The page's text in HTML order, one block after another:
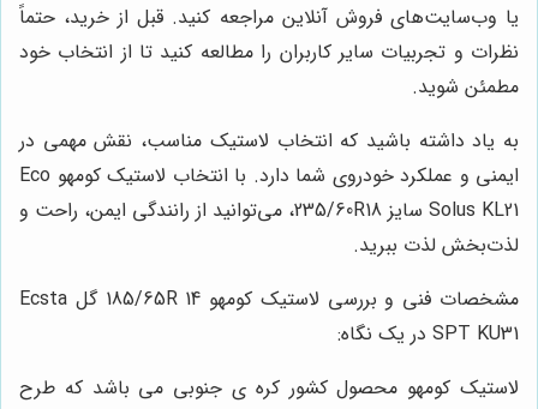
یا وب‌سایت‌های فروش آنلاین مراجعه کنید. قبل از خرید، حتماً
نظرات و تجربیات سایر کاربران را مطالعه کنید تا از انتخاب خود
مطمئن شوید.
به یاد داشته باشید که انتخاب لاستیک مناسب، نقش مهمی در
ایمنی و عملکرد خودروی شما دارد. با انتخاب لاستیک کومهو Eco
Solus KL21 سایز 235/60R18، می‌توانید از رانندگی ایمن، راحت و
لذت‌بخش لذت ببرید.
مشخصات فنی و بررسی لاستیک کومهو 185/65R 14
گل Ecsta
SPT KU31 در یک نگاه:
لاستیک کومهو محصول کشور کره ی جنوبی می باشد که طرح